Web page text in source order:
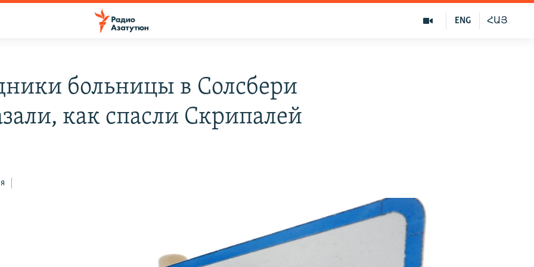
ՀԱՅ
ENG
больницы в Солсбери
как спасли Скрипалей